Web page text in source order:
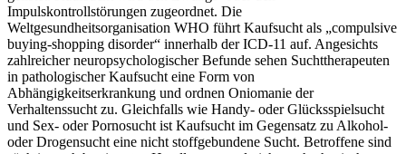
Impulskontrollstörungen zugeordnet. Die
Weltgesundheitsorganisation WHO führt Kaufsucht als „compulsive
buying-shopping disorder“ innerhalb der ICD-11 auf. Angesichts
zahlreicher neuropsychologischer Befunde sehen Suchttherapeuten
in pathologischer Kaufsucht eine Form von
Abhängigkeitserkrankung und ordnen Oniomanie der
Verhaltenssucht zu. Gleichfalls wie Handy- oder Glücksspielsucht
und Sex- oder Pornosucht ist Kaufsucht im Gegensatz zu Alkohol-
oder Drogensucht eine nicht stoffgebundene Sucht. Betroffene sind